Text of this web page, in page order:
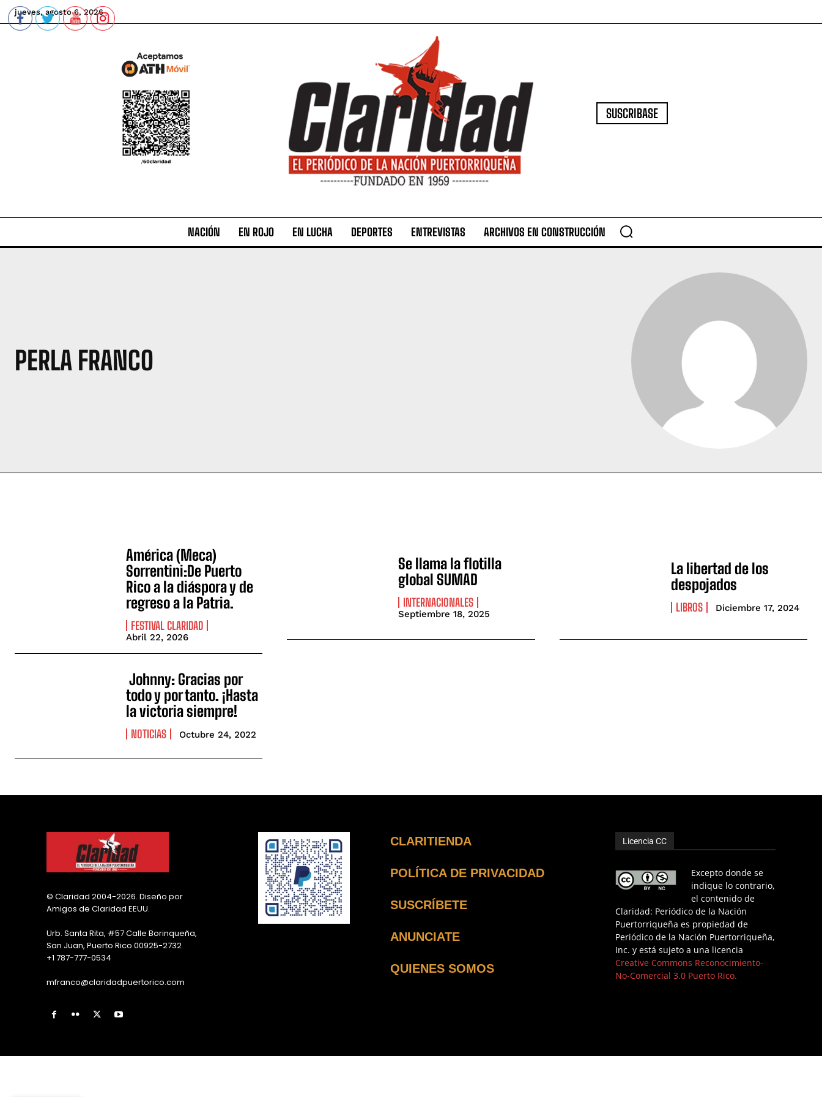
jueves, agosto 6, 2026
SUSCRIBASE
NACIÓN EN ROJO EN LUCHA DEPORTES ENTREVISTAS ARCHIVOS EN CONSTRUCCIÓN
PERLA FRANCO
América (Meca)
Sorrentini:De Puerto
Rico a la diáspora y de
regreso a la Patria.
FESTIVAL CLARIDAD
Abril 22, 2026
Se llama la flotilla
global SUMAD
INTERNACIONALES
Septiembre 18, 2025
La libertad de los
despojados
LIBROS Diciembre 17, 2024
Johnny: Gracias por
todo y por tanto. ¡Hasta
la victoria siempre!
NOTICIAS Octubre 24, 2022
© Claridad 2004-2026. Diseño por
Amigos de Claridad EEUU.
Urb. Santa Rita, #57 Calle Borinqueña,
San Juan, Puerto Rico 00925-2732
+1 787-777-0534
mfranco@claridadpuertorico.com
CLARITIENDA
POLÍTICA DE PRIVACIDAD
SUSCRÍBETE
ANUNCIATE
QUIENES SOMOS
Licencia CC
Excepto donde se
indique lo contrario,
el contenido de
Claridad: Periódico de la Nación
Puertorriqueña es propiedad de
Periódico de la Nación Puertorriqueña,
Inc. y está sujeto a una licencia
Creative Commons Reconocimiento-
No-Comercial 3.0 Puerto Rico.